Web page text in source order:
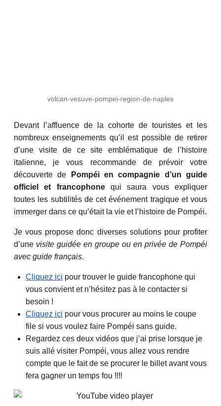
volcan-vesuve-pompei-region-de-naples
Devant l’affluence de la cohorte de touristes et les
nombreux enseignements qu’il est possible de retirer
d’une visite de ce site emblématique de l’histoire
italienne, je vous recommande de prévoir votre
découverte de
Pompéi en compagnie d’un guide
officiel et francophonequi saura vous expliquer
toutes les subtilités de cet événement tragique et vous
immerger dans ce qu’était la vie et l’histoire de Pompéi.
Je vous propose donc diverses solutions pour profiter
d’une visite guidée en groupe ou en privée de Pompéi
avec guide français.
Cliquez ici pour trouver le guide francophone qui
vous convient et n’hésitez pas à le contacter si
besoin !
Cliquez ici pour vous procurer au moins le coupe
file si vous voulez faire Pompéi sans guide.
Regardez ces deux vidéos que j’ai prise lorsque je
suis allé visiter Pompéi, vous allez vous rendre
compte que le fait de se procurer le billet avant vous
fera gagner un temps fou !!!!